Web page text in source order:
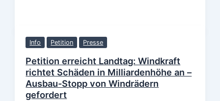
Info Petition Presse
Petition erreicht Landtag: Windkraft
richtet Schäden in Milliardenhöhe an –
Ausbau-Stopp von Windrädern
gefordert